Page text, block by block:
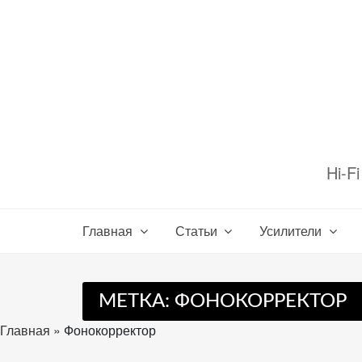
Hi-
Главная Статьи Усилители
МЕТКА: ФОНОКОРРЕКТОР
Главная » Фонокорректор